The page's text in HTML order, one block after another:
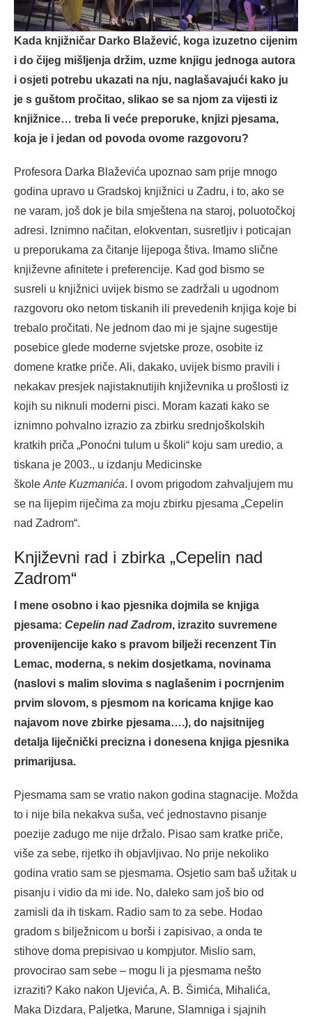
Kada knjižničar Darko Blažević, koga izuzetno cijenim
i do čijeg mišljenja držim, uzme knjigu jednoga autora
i osjeti potrebu ukazati na nju, naglašavajući kako ju
je s guštom pročitao, slikao se sa njom za vijesti iz
knjižnice… treba li veće preporuke, knjizi pjesama,
koja je i jedan od povoda ovome razgovoru?
Profesora Darka Blaževića upoznao sam prije mnogo
godina upravo u Gradskoj knjižnici u Zadru, i to, ako se
ne varam, još dok je bila smještena na staroj, poluotočkoj
adresi. Iznimno načitan, elokventan, susretljiv i poticajan
u preporukama za čitanje lijepoga štiva. Imamo slične
književne afinitete i preferencije. Kad god bismo se
susreli u knjižnici uvijek bismo se zadržali u ugodnom
razgovoru oko netom tiskanih ili prevedenih knjiga koje bi
trebalo pročitati. Ne jednom dao mi je sjajne sugestije
posebice glede moderne svjetske proze, osobite iz
domene kratke priče. Ali, dakako, uvijek bismo pravili i
nekakav presjek najistaknutijih književnika u prošlosti iz
kojih su niknuli moderni pisci. Moram kazati kako se
iznimno pohvalno izrazio za zbirku srednjoškolskih
kratkih priča „Ponoćni tulum u školi“ koju sam uredio, a
tiskana je 2003., u izdanju Medicinske
škole Ante Kuzmanića. I ovom prigodom zahvaljujem mu
se na lijepim riječima za moju zbirku pjesama „Cepelin
nad Zadrom“.
Književni rad i zbirka „Cepelin nad
Zadrom“
I mene osobno i kao pjesnika dojmila se knjiga
pjesama: Cepelin nad Zadrom, izrazito suvremene
provenijencije kako s pravom bilježi recenzent Tin
Lemac, moderna, s nekim dosjetkama, novinama
(naslovi s malim slovima s naglašenim i pocrnjenim
prvim slovom, s pjesmom na koricama knjige kao
najavom nove zbirke pjesama….), do najsitnijeg
detalja liječnički precizna i donesena knjiga pjesnika
primarijusa.
Pjesmama sam se vratio nakon godina stagnacije. Možda
to i nije bila nekakva suša, već jednostavno pisanje
poezije zadugo me nije držalo. Pisao sam kratke priče,
više za sebe, rijetko ih objavljivao. No prije nekoliko
godina vratio sam se pjesmama. Osjetio sam baš užitak u
pisanju i vidio da mi ide. No, daleko sam još bio od
zamisli da ih tiskam. Radio sam to za sebe. Hodao
gradom s bilježnicom u borši i zapisivao, a onda te
stihove doma prepisivao u kompjutor. Mislio sam,
provocirao sam sebe – mogu li ja pjesmama nešto
izraziti? Kako nakon Ujevića, A. B. Šimića, Mihalića,
Maka Dizdara, Paljetka, Marune, Slamniga i sjajnih